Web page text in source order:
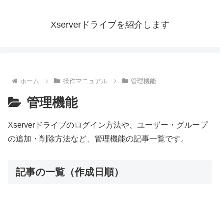
Xserverドライブを紹介します
ホーム 操作マニュアル 管理機能
管理機能
Xserverドライブのログイン方法や、ユーザー・グループ
の追加・削除方法など、管理機能の記事一覧です。
記事の一覧（作成日順）